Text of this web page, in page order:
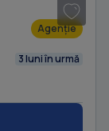
Agenție
3 luni în urmă